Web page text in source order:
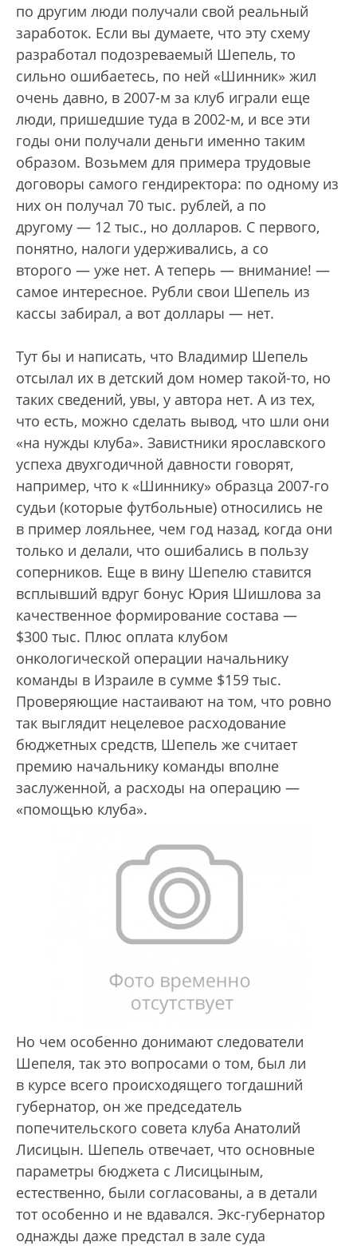
по другим люди получали свой реальный
заработок. Если вы думаете, что эту схему
разработал подозреваемый Шепель, то
сильно ошибаетесь, по ней «Шинник» жил
очень давно, в 2007-м за клуб играли еще
люди, пришедшие туда в 2002-м, и все эти
годы они получали деньги именно таким
образом. Возьмем для примера трудовые
договоры самого гендиректора: по одному из
них он получал 70 тыс. рублей, а по
другому — 12 тыс., но долларов. С первого,
понятно, налоги удерживались, а со
второго — уже нет. А теперь — внимание! —
самое интересное. Рубли свои Шепель из
кассы забирал, а вот доллары — нет.
Тут бы и написать, что Владимир Шепель
отсылал их в детский дом номер такой-то, но
таких сведений, увы, у автора нет. А из тех,
что есть, можно сделать вывод, что шли они
«на нужды клуба». Завистники ярославского
успеха двухгодичной давности говорят,
например, что к «Шиннику» образца 20­07-го
судьи (которые футбольные) относились не
в пример лояльнее, чем год назад, когда они
только и делали, что ошибались в пользу
соперников. Еще в вину Шепелю ставится
всплывший вдруг бонус Юрия Шишлова за
качественное формирование состава —
$300 тыс. Плюс оплата клубом
онкологической операции начальнику
команды в Израиле в сумме $159 тыс.
Проверяющие настаивают на том, что ровно
так выглядит нецелевое расходование
бюджетных средств, Шепель же считает
премию начальнику команды вполне
заслуженной, а расходы на операцию —
«помощью клуба».
Но чем особенно донимают следователи
Шепеля, так это вопросами о том, был ли
в курсе всего происходящего тогдашний
губернатор, он же председатель
попечительского совета клуба Анатолий
Лисицын. Шепель отвечает, что основные
параметры бюджета с Лисицыным,
естественно, были согласованы, а в детали
тот особенно и не вдавался. Экс-губернатор
однажды даже предстал в зале суда